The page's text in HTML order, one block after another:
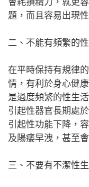
會耗損精力，就更
題，而且容易出現性
二、不能有頻繁的
在平時保持有規律
情，有利於身心健
是過度頻繁的性生
引起性器官長期處
引起性功能下降，
及陽痿早洩，甚至
三、不要有不潔性